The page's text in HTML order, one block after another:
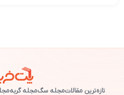
تازه‌ترین مقالاتمجله سگمجله گربه